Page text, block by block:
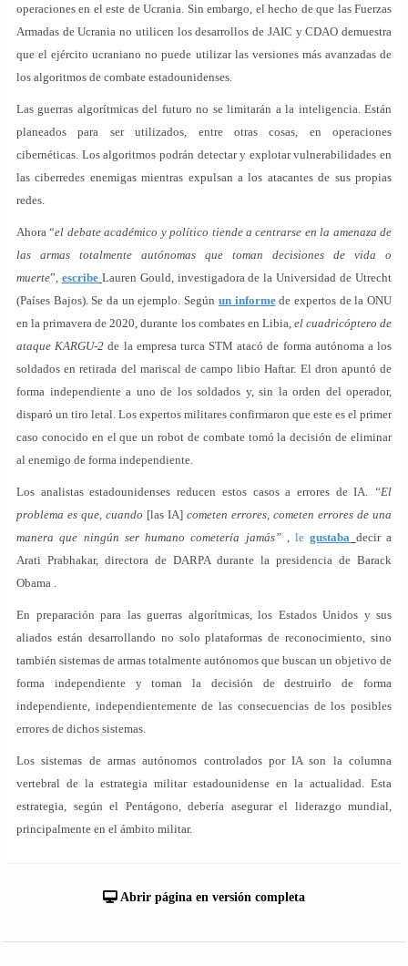
operaciones en el este de Ucrania. Sin embargo, el hecho de que las Fuerzas
Armadas de Ucrania no utilicen los desarrollos de JAIC y CDAO demuestra
que el ejército ucraniano no puede utilizar las versiones más avanzadas de
los algoritmos de combate estadounidenses.
Las guerras algorítmicas del futuro no se limitarán a la inteligencia. Están
planeados para ser utilizados, entre otras cosas, en operaciones
cibernéticas. Los algoritmos podrán detectar y explotar vulnerabilidades en
las ciberredes enemigas mientras expulsan a los atacantes de sus propias
redes.
Ahora “el debate académico y político tiende a centrarse en la amenaza de
las armas totalmente autónomas que toman decisiones de vida o
muerte”, escribe Lauren Gould, investigadora de la Universidad de Utrecht
(Países Bajos). Se da un ejemplo. Según un informede expertos de la ONU
en la primavera de 2020, durante los combates en Libia, el cuadricóptero de
ataque KARGU-2 de la empresa turca STM atacó de forma autónoma a los
soldados en retirada del mariscal de campo libio Haftar. El dron apuntó de
forma independiente a uno de los soldados y, sin la orden del operador,
disparó un tiro letal. Los expertos militares confirmaron que este es el primer
caso conocido en el que un robot de combate tomó la decisión de eliminar
al enemigo de forma independiente.
Los analistas estadounidenses reducen estos casos a errores de IA. “El
problema es que, cuando [las IA] cometen errores, cometen errores de una
manera que ningún ser humano cometería jamás” ,legustaba decir a
Arati Prabhakar, directora de DARPA durante la presidencia de Barack
Obama .
En preparación para las guerras algorítmicas, los Estados Unidos y sus
aliados están desarrollando no solo plataformas de reconocimiento, sino
también sistemas de armas totalmente autónomos que buscan un objetivo de
forma independiente y toman la decisión de destruirlo de forma
independiente, independientemente de las consecuencias de los posibles
errores de dichos sistemas.
Los sistemas de armas autónomos controlados por IA son la columna
vertebral de la estrategia militar estadounidense en la actualidad. Esta
estrategia, según el Pentágono, debería asegurar el liderazgo mundial,
principalmente en el ámbito militar.
Abrir página en versión completa